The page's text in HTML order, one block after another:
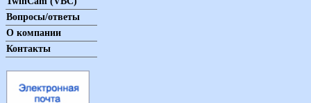
Вопросы/ответы
О компании
Контакты